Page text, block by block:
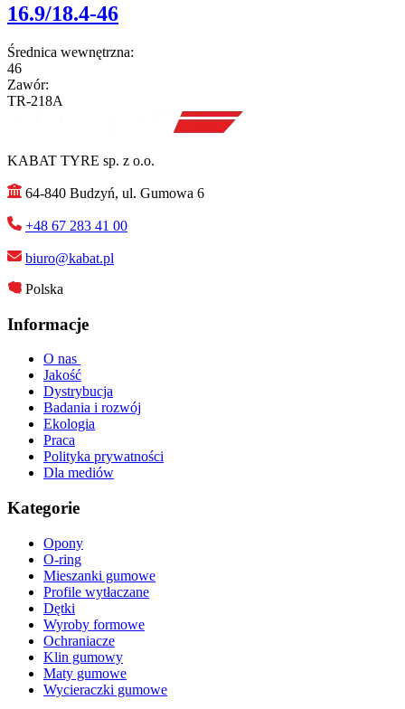
16.9/18.4-46
Średnica wewnętrzna:
46
Zawór:
TR-218A
KABAT TYRE sp. z o.o.
64-840 Budzyń, ul. Gumowa 6
+48 67 283 41 00
biuro@kabat.pl
Polska
Informacje
O nas
Jakość
Dystrybucja
Badania i rozwój
Ekologia
Praca
Polityka prywatności
Dla mediów
Kategorie
Opony
O-ring
Mieszanki gumowe
Profile wytłaczane
Dętki
Wyroby formowe
Ochraniacze
Klin gumowy
Maty gumowe
Wycieraczki gumowe